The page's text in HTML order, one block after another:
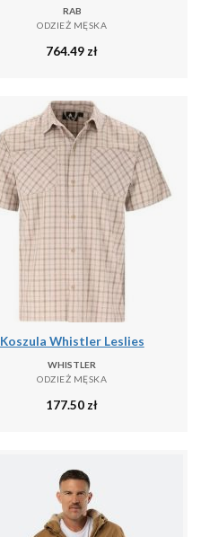
RAB
ODZIEŻ MĘSKA
764.49 zł
Koszula Whistler Leslies
WHISTLER
ODZIEŻ MĘSKA
177.50 zł